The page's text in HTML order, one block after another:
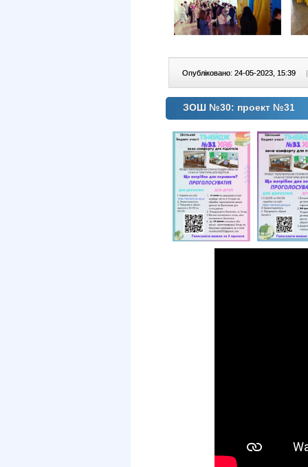
Опубліковано: 24-05-2023, 15:39 |
ЗОШ №30: проект №31